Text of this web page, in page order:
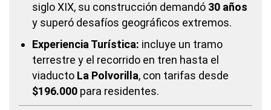
siglo XIX, su construcción demandó 30 años
y superó desafíos geográficos extremos.
Experiencia Turística: incluye un tramo
terrestre y el recorrido en tren hasta el
viaducto La Polvorilla, con tarifas desde
$196.000 para residentes.